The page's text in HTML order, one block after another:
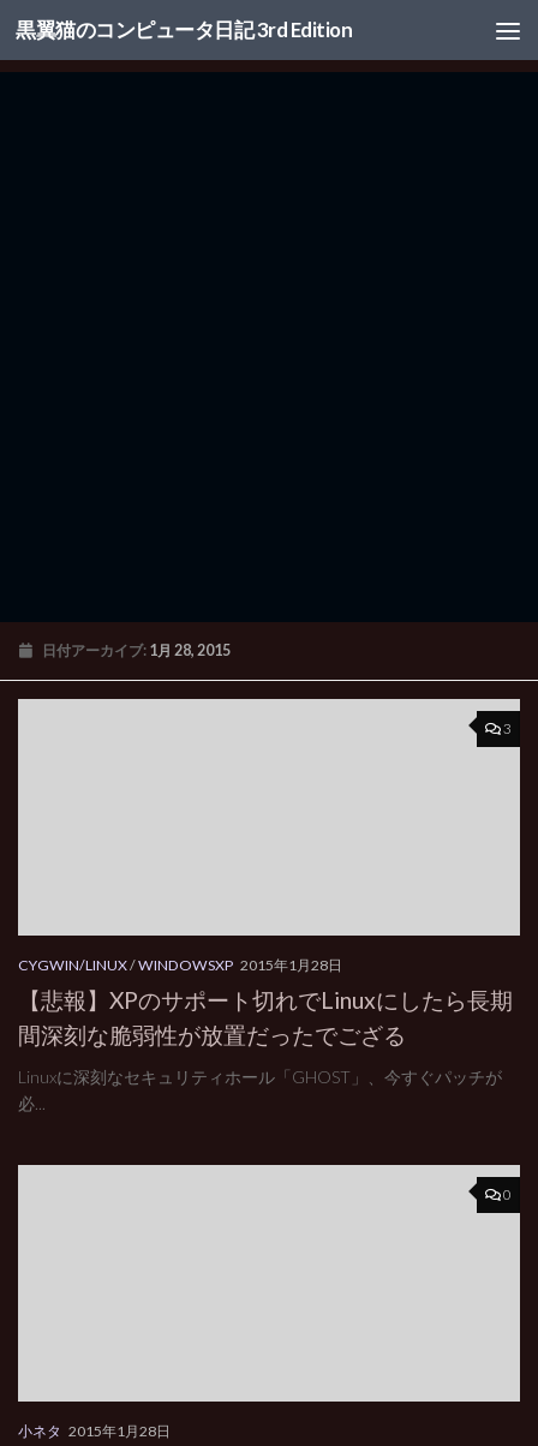
コンテンツへスキップ
黒翼猫のコンピュータ日記 3rd Edition
日付アーカイブ: 1月 28, 2015
3
CYGWIN/LINUX/WINDOWSXP 2015年1月28日
【悲報】XPのサポート切れでLinuxにしたら長期
間深刻な脆弱性が放置だったでござる
Linuxに深刻なセキュリティホール「GHOST」、今すぐパッチが
必...
0
小ネタ 2015年1月28日